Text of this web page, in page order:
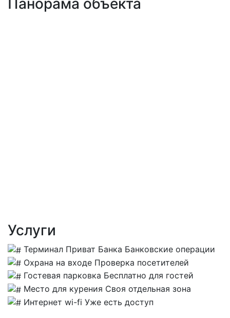
Панорама объекта
Услуги
Терминал Приват Банка Банковские операции
Охрана на входе Проверка посетителей
Гостевая парковка Бесплатно для гостей
Место для курения Своя отдельная зона
Интернет wi-fi Уже есть доступ